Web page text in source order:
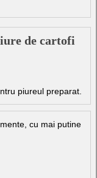
de cartofi
piureul preparat.
cu mai putine